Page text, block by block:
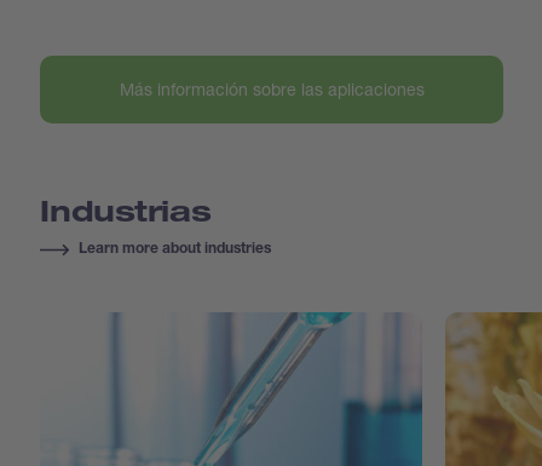
Más información sobre las aplicaciones
Industrias
Learn more about industries